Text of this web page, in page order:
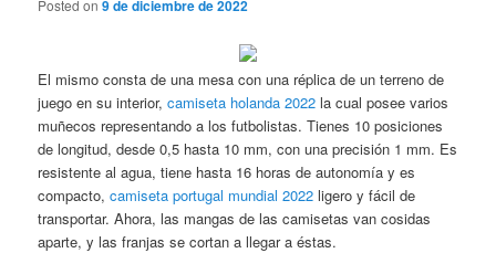
Posted on9 de diciembre de 2022
El mismo consta de una mesa con una réplica de un terreno de
juego en su interior,camiseta holanda 2022 la cual posee varios
muñecos representando a los futbolistas. Tienes 10 posiciones
de longitud, desde 0,5 hasta 10 mm, con una precisión 1 mm. Es
resistente al agua, tiene hasta 16 horas de autonomía y es
compacto,camiseta portugal mundial 2022 ligero y fácil de
transportar. Ahora, las mangas de las camisetas van cosidas
aparte, y las franjas se cortan a llegar a éstas.